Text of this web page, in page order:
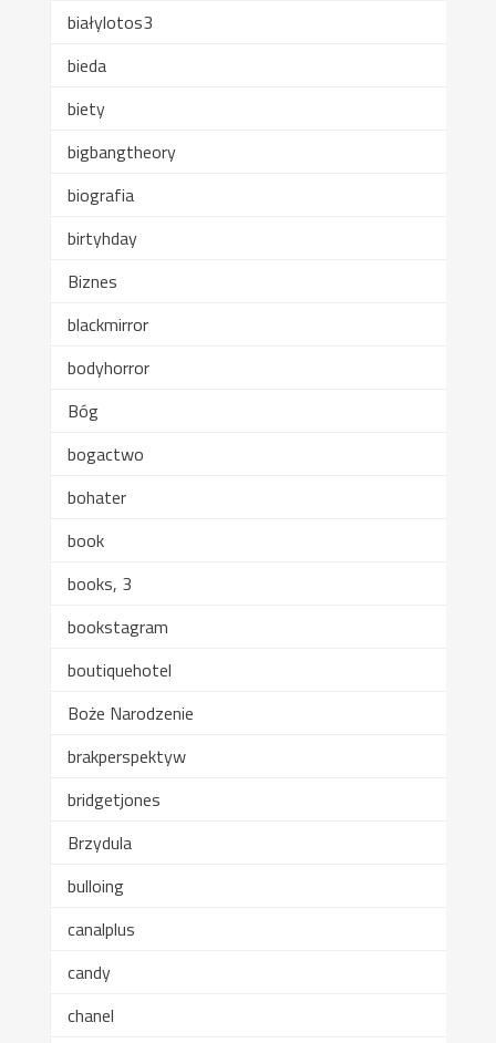
białylotos3
bieda
biety
bigbangtheory
biografia
birtyhday
Biznes
blackmirror
bodyhorror
Bóg
bogactwo
bohater
book
books, 3
bookstagram
boutiquehotel
Boże Narodzenie
brakperspektyw
bridgetjones
Brzydula
bulloing
canalplus
candy
chanel